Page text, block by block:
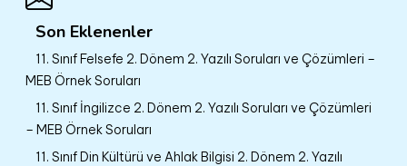
Son Eklenenler
11. Sınıf Felsefe 2. Dönem 2. Yazılı Soruları ve Çözümleri –
MEB Örnek Soruları
11. Sınıf İngilizce 2. Dönem 2. Yazılı Soruları ve Çözümleri
– MEB Örnek Soruları
11. Sınıf Din Kültürü ve Ahlak Bilgisi 2. Dönem 2. Yazılı